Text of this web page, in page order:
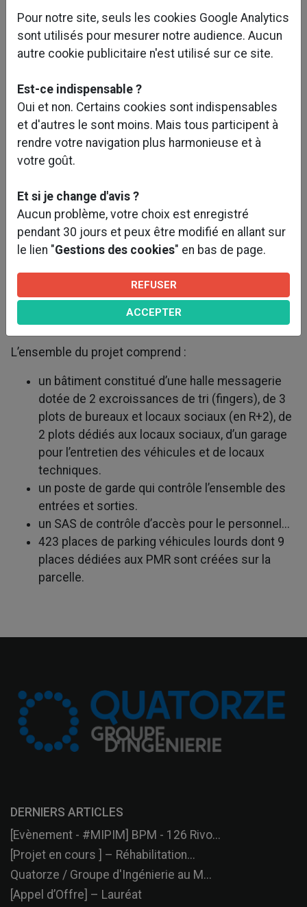
Voir plus de photos ?
Caractéristiques et objectifs du projet :
L’opération consiste en la réalisation d’un bâtiment à
usage de messagerie sur les communes d’Evry et de
Corbeil-Essonnes.
L’ensemble du projet comprend :
un bâtiment constitué d’une halle messagerie
dotée de 2 excroissances de tri (fingers), de 3
plots de bureaux et locaux sociaux (en R+2), de
2 plots dédiés aux locaux sociaux, d’un garage
pour l’entretien des véhicules et de locaux
techniques.
un poste de garde qui contrôle l’ensemble des
entrées et sorties.
un SAS de contrôle d’accès pour le personnel...
423 places de parking véhicules lourds dont 9
places dédiées aux PMR sont créées sur la
parcelle.
DERNIERS ARTICLES
[Evènement - #MIPIM] BPM - 126 Rivo...
[Projet en cours ] – Réhabilitation...
Quatorze / Groupe d'Ingénierie au M...
[Appel d’Offre] – Lauréat
Pour notre site, seuls les cookies Google Analytics
sont utilisés pour mesurer notre audience. Aucun
autre cookie publicitaire n'est utilisé sur ce site.
Est-ce indispensable ?
Oui et non. Certains cookies sont indispensables
et d'autres le sont moins. Mais tous participent à
rendre votre navigation plus harmonieuse et à
votre goût.
Et si je change d'avis ?
Aucun problème, votre choix est enregistré
pendant 30 jours et peux être modifié en allant sur
le lien "Gestions des cookies" en bas de page.
REFUSER
ACCEPTER